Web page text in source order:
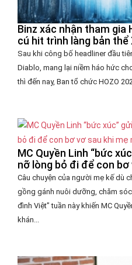
Binz xác nhận tham gia
cú hit trình làng bản thể
Sau khi công bố headliner đầu
Diablo, mang lại niềm háo hức
thì đến nay, Ban tổ chức HOZO
MC Quyền Linh “bức
nỡ lòng bỏ đi để con
Câu chuyện của người mẹ kế dù
gồng gánh nuôi dưỡng, chăm
đình Việt” tuần này khiến MC
khán...